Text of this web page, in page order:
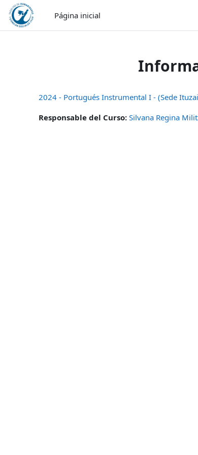
Ir para o conteúdo principal
Página inicial
2024 - Portugués Instrumental I - (Sede
Responsable del Curso: Silvana Regina